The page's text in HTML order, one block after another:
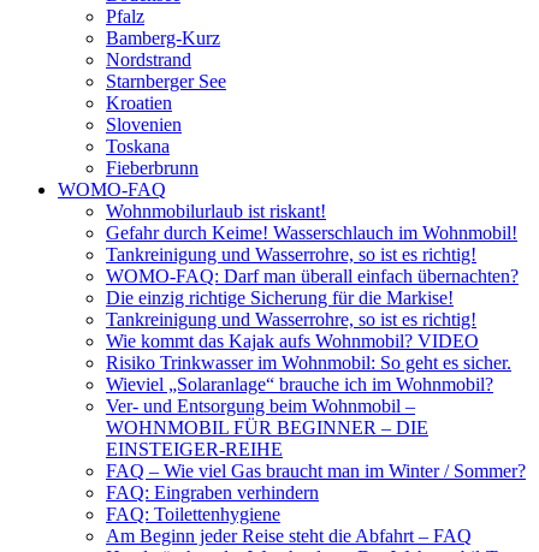
Pfalz
Bamberg-Kurz
Nordstrand
Starnberger See
Kroatien
Slovenien
Toskana
Fieberbrunn
WOMO-FAQ
Wohnmobilurlaub ist riskant!
Gefahr durch Keime! Wasserschlauch im Wohnmobil!
Tankreinigung und Wasserrohre, so ist es richtig!
WOMO-FAQ: Darf man überall einfach übernachten?
Die einzig richtige Sicherung für die Markise!
Tankreinigung und Wasserrohre, so ist es richtig!
Wie kommt das Kajak aufs Wohnmobil? VIDEO
Risiko Trinkwasser im Wohnmobil: So geht es sicher.
Wieviel „Solaranlage“ brauche ich im Wohnmobil?
Ver- und Entsorgung beim Wohnmobil –
WOHNMOBIL FÜR BEGINNER – DIE
EINSTEIGER-REIHE
FAQ – Wie viel Gas braucht man im Winter / Sommer?
FAQ: Eingraben verhindern
FAQ: Toilettenhygiene
Am Beginn jeder Reise steht die Abfahrt – FAQ